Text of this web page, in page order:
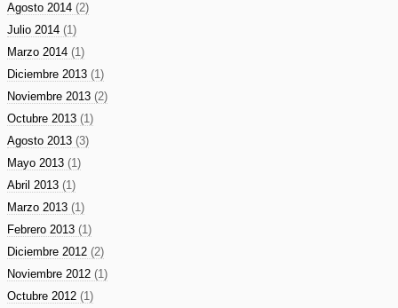
Agosto 2014 (2)
Julio 2014 (1)
Marzo 2014 (1)
Diciembre 2013 (1)
Noviembre 2013 (2)
Octubre 2013 (1)
Agosto 2013 (3)
Mayo 2013 (1)
Abril 2013 (1)
Marzo 2013 (1)
Febrero 2013 (1)
Diciembre 2012 (2)
Noviembre 2012 (1)
Octubre 2012 (1)